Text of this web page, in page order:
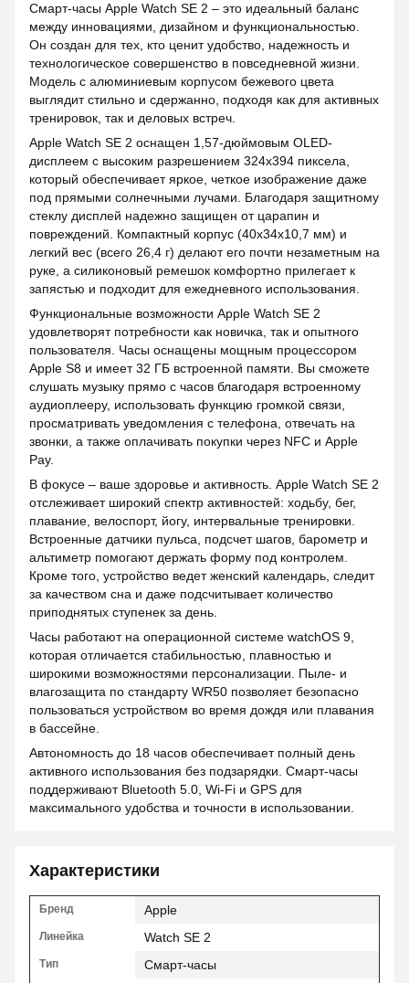
Смарт-часы Apple Watch SE 2 – это идеальный баланс
между инновациями, дизайном и функциональностью.
Он создан для тех, кто ценит удобство, надежность и
технологическое совершенство в повседневной жизни.
Модель с алюминиевым корпусом бежевого цвета
выглядит стильно и сдержанно, подходя как для активных
тренировок, так и деловых встреч.
Apple Watch SE 2 оснащен 1,57-дюймовым OLED-
дисплеем с высоким разрешением 324x394 пиксела,
который обеспечивает яркое, четкое изображение даже
под прямыми солнечными лучами. Благодаря защитному
стеклу дисплей надежно защищен от царапин и
повреждений. Компактный корпус (40x34x10,7 мм) и
легкий вес (всего 26,4 г) делают его почти незаметным на
руке, а силиконовый ремешок комфортно прилегает к
запястью и подходит для ежедневного использования.
Функциональные возможности Apple Watch SE 2
удовлетворят потребности как новичка, так и опытного
пользователя. Часы оснащены мощным процессором
Apple S8 и имеет 32 ГБ встроенной памяти. Вы сможете
слушать музыку прямо с часов благодаря встроенному
аудиоплееру, использовать функцию громкой связи,
просматривать уведомления с телефона, отвечать на
звонки, а также оплачивать покупки через NFC и Apple
Pay.
В фокусе – ваше здоровье и активность. Apple Watch SE 2
отслеживает широкий спектр активностей: ходьбу, бег,
плавание, велоспорт, йогу, интервальные тренировки.
Встроенные датчики пульса, подсчет шагов, барометр и
альтиметр помогают держать форму под контролем.
Кроме того, устройство ведет женский календарь, следит
за качеством сна и даже подсчитывает количество
приподнятых ступенек за день.
Часы работают на операционной системе watchOS 9,
которая отличается стабильностью, плавностью и
широкими возможностями персонализации. Пыле- и
влагозащита по стандарту WR50 позволяет безопасно
пользоваться устройством во время дождя или плавания
в бассейне.
Автономность до 18 часов обеспечивает полный день
активного использования без подзарядки. Смарт-часы
поддерживают Bluetooth 5.0, Wi-Fi и GPS для
максимального удобства и точности в использовании.
Характеристики
Бренд Apple
Линейка Watch SE 2
Тип Смарт-часы